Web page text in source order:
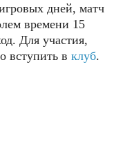
дней, матч
времени 15
Для участия,
вступить в клуб.